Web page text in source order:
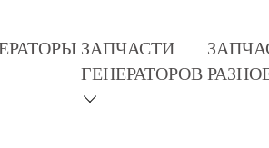
ЗАПЧАСТИ
ГЕНЕРАТОРОВ